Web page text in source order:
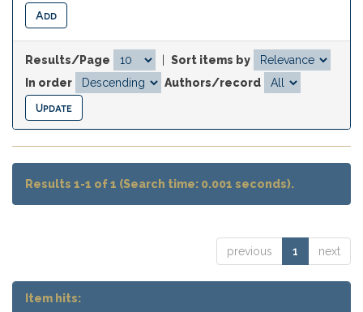
Results/Page
Sort items by
In order
Authors/record
Results 1-1 of 1 (Search time: 0.001 seconds).
previous 1 next
Item hits: